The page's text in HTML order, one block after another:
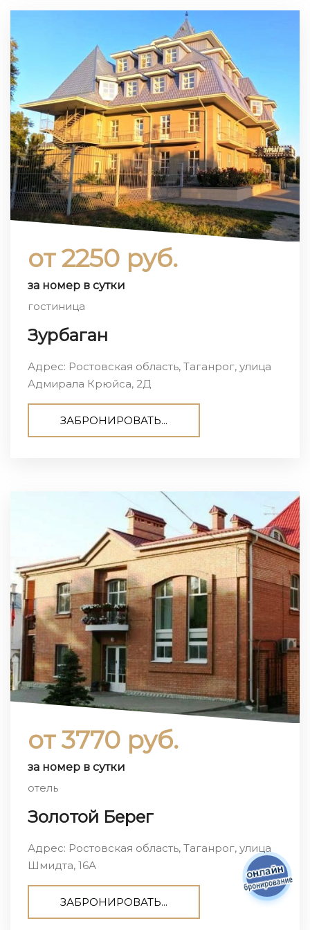
от 2250 руб.
за номер в сутки
гостиница
Зурбаган
Адрес: Ростовская область, Таганрог, улица
Адмирала Крюйса, 2Д
ЗАБРОНИРОВАТЬ...
от 3770 руб.
за номер в сутки
отель
Золотой Берег
Адрес: Ростовская область, Таганрог, улица
Шмидта, 16А
ЗАБРОНИРОВАТЬ...